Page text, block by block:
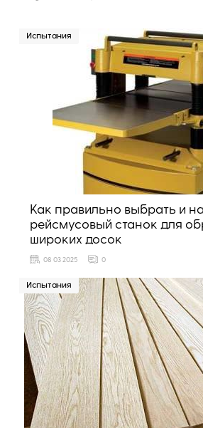
Испытания
Как правильно выбрать и
рейсмусовый станок для
широких досок
08 03 2025 0
Испытания